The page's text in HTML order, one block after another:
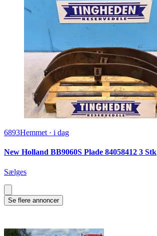
6893Hemmet · i dag
New Holland BB9060S Plade 84058412 3 Stk
Sælges
Se flere annoncer